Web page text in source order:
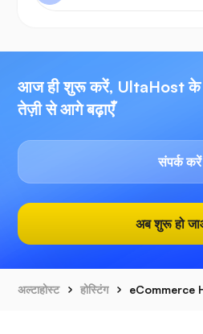
आज ही शुरू करें, UltaHost के
तेज़ी से आगे बढ़ाएँ
संपर्क करें
अब शुरू हो
अल्टाहोस्ट होस्टिंग eCommerce